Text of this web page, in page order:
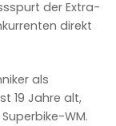
der Extra-
direkt
als
19 Jahre alt,
WM.